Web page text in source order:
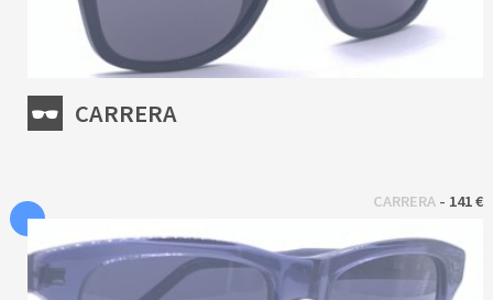
CARRERA
CARRERA - 141 €